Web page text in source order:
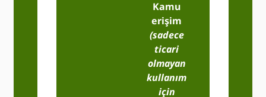
Kamu
erişim
(sadece
ticari
olmayan
kullanım
için